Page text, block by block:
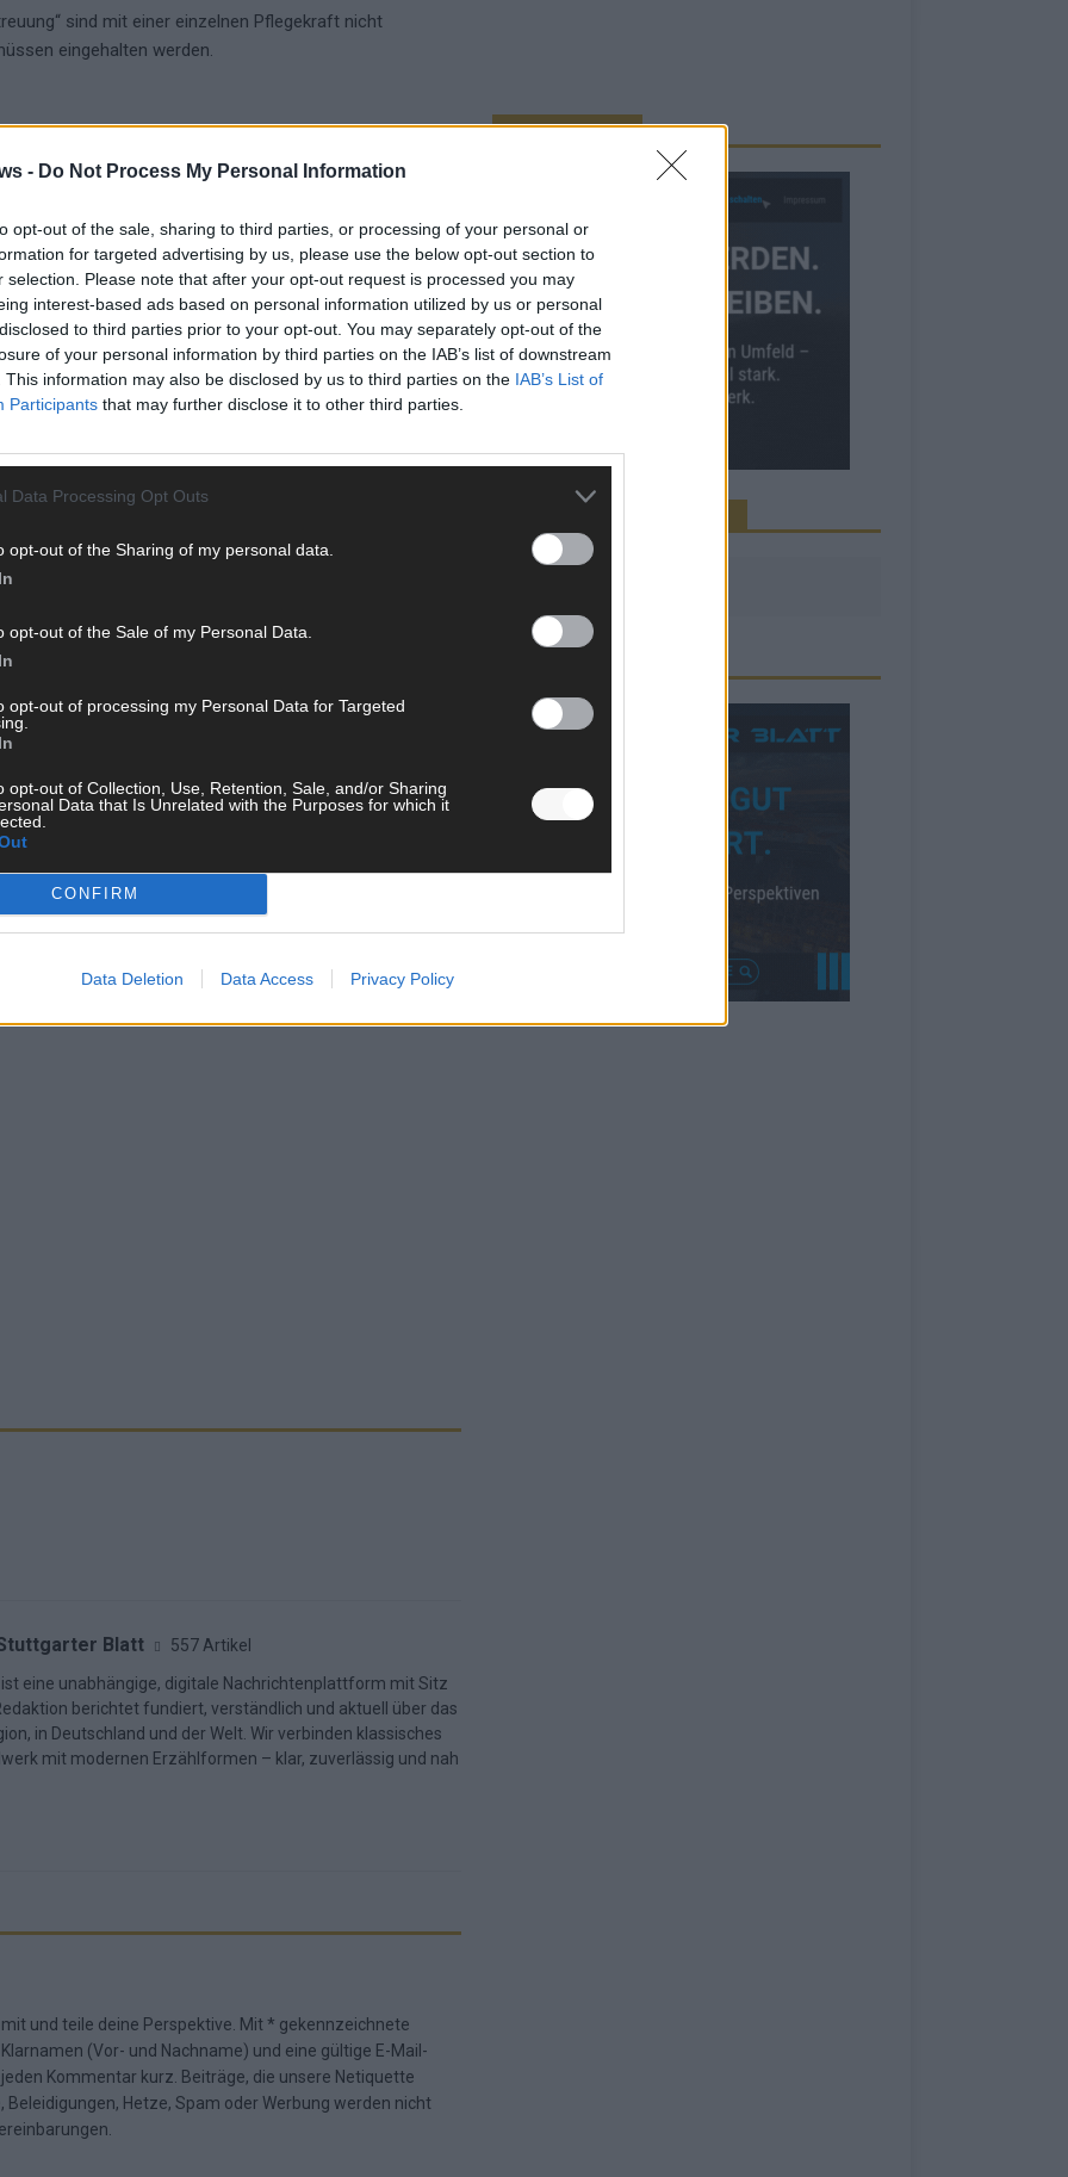
- Do Not Process My Personal Information
opt-out of the sale, sharing to third parties, or processing of your personal or
for targeted advertising by us, please use the below opt-out section to
selection. Please note that after your opt-out request is processed you may
interest-based ads based on personal information utilized by us or personal
to third parties prior to your opt-out. You may separately opt-out of the
of your personal information by third parties on the IAB’s list of downstream
This information may also be disclosed by us to third parties on the IAB’s List of
Participants that may further disclose it to other third parties.
Data Processing Opt Outs
opt-out of the Sharing of my personal data.
opt-out of the Sale of my Personal Data.
opt-out of processing my Personal Data for Targeted
opt-out of Collection, Use, Retention, Sale, and/or Sharing
Data that Is Unrelated with the Purposes for which it
CONFIRM
Data Deletion Data Access Privacy Policy
sind mit einer einzelnen Pflegekraft nicht
eingehalten werden.
Monat
Pflegebedürftigen selbst. Ob Zuschüsse der
ab. Pflegegeld oder Sachleistungen können einen Teil
A1-Bescheinigung– sie bestätigt, dass die
ist.
zum Pflegeheim sein – für viele Senioren
sollten jedoch genau prüfen, welches Modell am
dass rechtliche Vorgaben eingehalten werden. So
ohne rechtliche oder finanzielle Fallstricke.
Blatt 557 Artikel
eine unabhängige, digitale Nachrichtenplattform mit Sitz
berichtet fundiert, verständlich und aktuell über das
in Deutschland und der Welt. Wir verbinden klassisches
mit modernen Erzählformen – klar, zuverlässig und nah
und teile deine Perspektive. Mit * gekennzeichnete
(Vor- und Nachname) und eine gültige E-Mail-
Kommentar kurz. Beiträge, die unsere Netiquette
Hetze, Spam oder Werbung werden nicht
.
WERBE BEI UNS!